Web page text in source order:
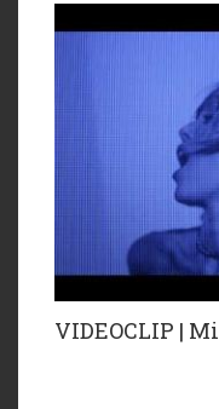
VIDEOCLIP |